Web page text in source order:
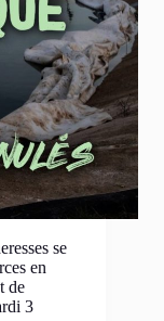
se
en
de
3